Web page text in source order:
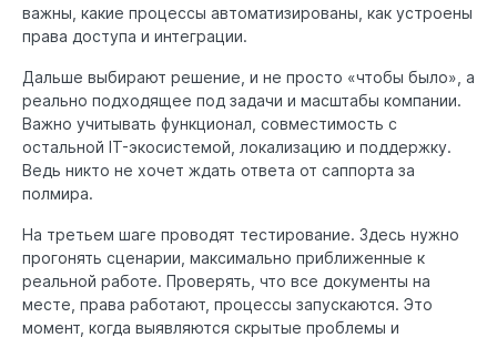
важны, какие процессы автоматизированы, как устроены
права доступа и интеграции.
Дальше выбирают решение, и не просто «чтобы было», а
реально подходящее под задачи и масштабы компании.
Важно учитывать функционал, совместимость с
остальной IT-экосистемой, локализацию и поддержку.
Ведь никто не хочет ждать ответа от саппорта за
полмира.
На третьем шаге проводят тестирование. Здесь нужно
прогонять сценарии, максимально приближенные к
реальной работе. Проверять, что все документы на
месте, права работают, процессы запускаются. Это
момент, когда выявляются скрытые проблемы и